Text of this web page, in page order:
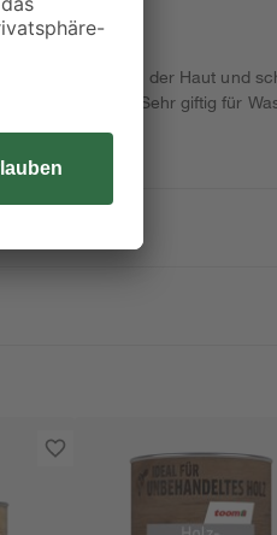
Verätzungen der Haut und
bei Einatmen. Sehr giftig für